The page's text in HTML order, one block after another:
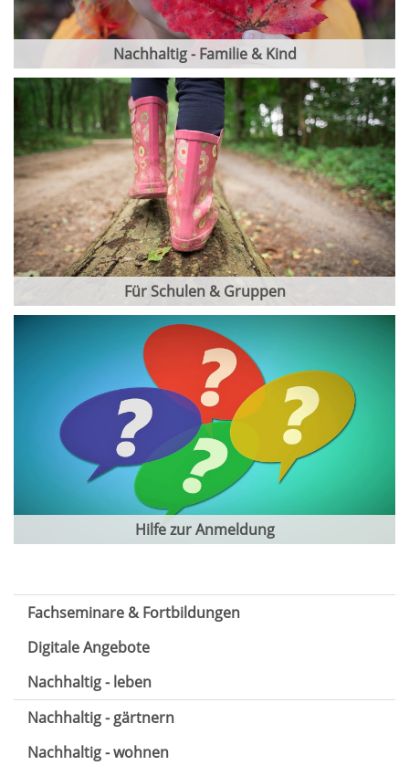
Nachhaltig - Familie & Kind
Für Schulen & Gruppen
Hilfe zur Anmeldung
Fachseminare & Fortbildungen
Digitale Angebote
Nachhaltig - leben
Nachhaltig - gärtnern
Nachhaltig - wohnen